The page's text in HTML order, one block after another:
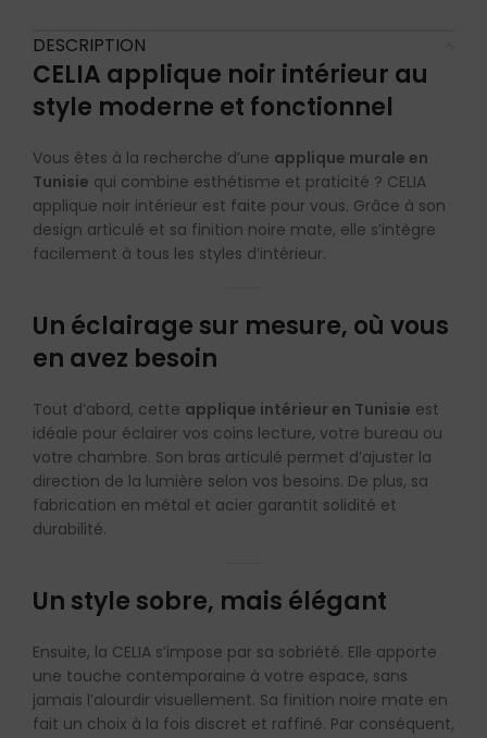
DESCRIPTION
CELIA applique noir intérieur au
style moderne et fonctionnel
Vous êtes à la recherche d’une applique murale en
Tunisie qui combine esthétisme et praticité ? CELIA
applique noir intérieur est faite pour vous. Grâce à son
design articulé et sa finition noire mate, elle s’intègre
facilement à tous les styles d’intérieur.
Un éclairage sur mesure, où vous
en avez besoin
Tout d’abord, cette applique intérieur en Tunisie est
idéale pour éclairer vos coins lecture, votre bureau ou
votre chambre. Son bras articulé permet d’ajuster la
direction de la lumière selon vos besoins. De plus, sa
fabrication en métal et acier garantit solidité et
durabilité.
Un style sobre, mais élégant
Ensuite, la CELIA s’impose par sa sobriété. Elle apporte
une touche contemporaine à votre espace, sans
jamais l’alourdir visuellement. Sa finition noire mate en
fait un choix à la fois discret et raffiné. Par conséquent,